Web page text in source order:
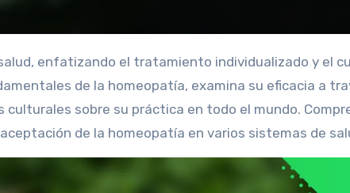
de la homeopatía, examina su eficacia a
sobre su práctica en todo el mundo.
de la homeopatía en varios sistemas de